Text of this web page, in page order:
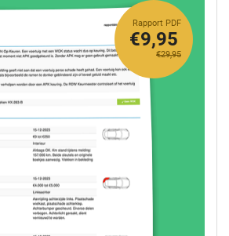
Rapport PDF
€29,95
€9,95